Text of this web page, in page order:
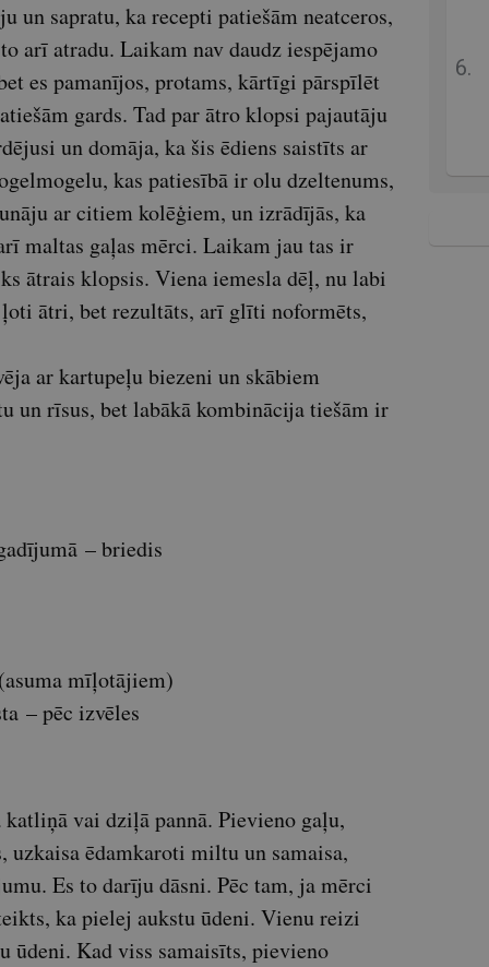
un sapratu, ka recepti patiešām neatceros,
arī atradu. Laikam nav daudz iespējamo
es pamanījos, protams, kārtīgi pārspīlēt
gards. Tad par ātro klopsi pajautāju
un domāja, ka šis ēdiens saistīts ar
kas patiesībā ir olu dzeltenums,
ar citiem kolēģiem, un izrādījās, ka
maltas gaļas mērci. Laikam jau tas ir
ātrais klopsis. Viena iemesla dēļ, nu labi
ātri, bet rezultāts, arī glīti noformēts,
ar kartupeļu biezeni un skābiem
un rīsus, bet labākā kombinācija tiešām ir
– briedis
mīļotājiem)
– pēc izvēles
vai dziļā pannā. Pievieno gaļu,
uzkaisa ēdamkaroti miltu un samaisa,
Es to darīju dāsni. Pēc tam, ja mērci
ka pielej aukstu ūdeni. Vienu reizi
ūdeni. Kad viss samaisīts, pievieno